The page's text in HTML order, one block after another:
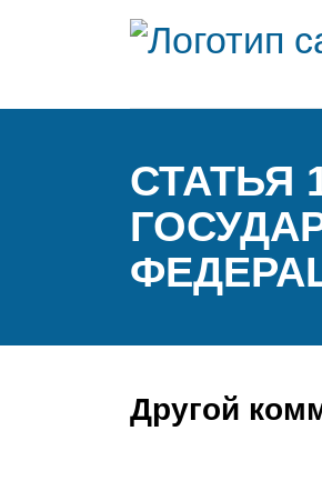
СТАТЬЯ
Другой